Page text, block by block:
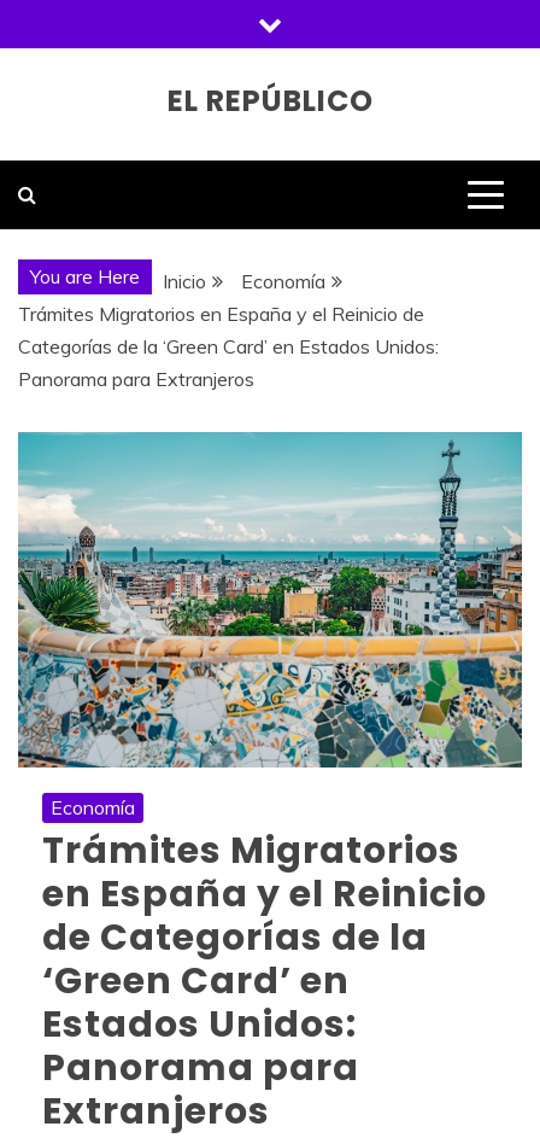
al
EL REPÚBLICO
You are Here Inicio
Economía
Trámites Migratorios en España y el Reinicio de
Categorías de la ‘Green Card’ en Estados Unidos:
Panorama para Extranjeros
Economía
Trámites Migratorios
en España y el Reinicio
de Categorías de la
‘Green Card’ en
Estados Unidos:
Panorama para
Extranjeros